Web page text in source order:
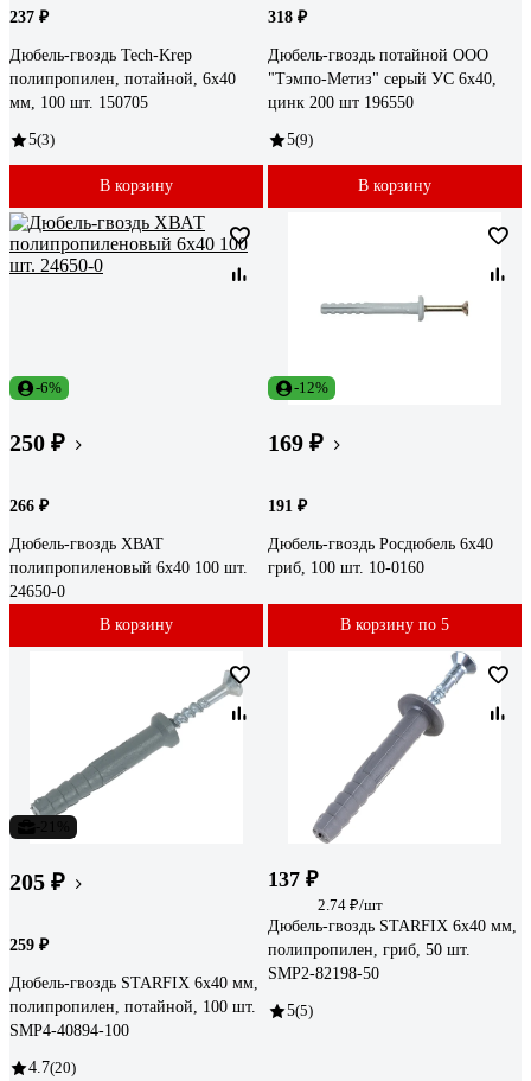
237 ₽
Дюбель-гвоздь Tech-Krep
полипропилен, потайной, 6x40
мм, 100 шт. 150705
5(3)
В корзину
318 ₽
Дюбель-гвоздь потайной ООО
"Тэмпо-Метиз" серый УС 6x40,
цинк 200 шт 196550
5(9)
В корзину
-6%
250 ₽
266 ₽
Дюбель-гвоздь ХВАТ
полипропиленовый 6x40 100 шт.
24650-0
В корзину
-12%
169 ₽
191 ₽
Дюбель-гвоздь Росдюбель 6x40
гриб, 100 шт. 10-0160
В корзину по 5
205 ₽
259 ₽
Дюбель-гвоздь STARFIX 6x40 мм,
полипропилен, потайной, 100 шт.
SMP4-40894-100
4.7(20)
137 ₽
2.74 ₽/шт
Дюбель-гвоздь STARFIX 6x40 мм,
полипропилен, гриб, 50 шт.
SMP2-82198-50
5(5)